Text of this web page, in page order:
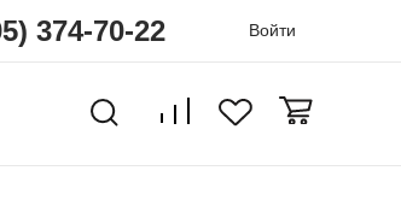
374-70-22 Войти